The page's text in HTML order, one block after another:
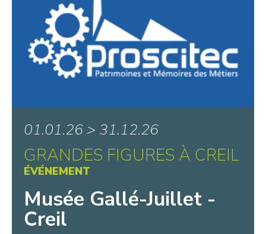
01.01.26 > 31.12.26
GRANDES FIGURES À CREIL
ÉVÉNEMENT
Musée Gallé-Juillet -
Creil